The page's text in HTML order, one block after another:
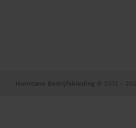
Hurricane Bedrijfskleding © 2013 -